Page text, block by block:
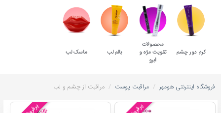
کرم دور چشم
محصولات
تقویت مژه و
ابرو
بالم لب ماسک لب
فروشگاه اینترنتی هومهر / مراقبت پوست / مراقبت از چشم و لب